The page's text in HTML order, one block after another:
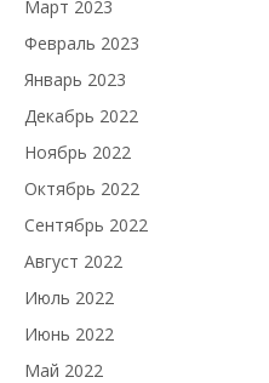
Март 2023
Февраль 2023
Январь 2023
Декабрь 2022
Ноябрь 2022
Октябрь 2022
Сентябрь 2022
Август 2022
Июль 2022
Июнь 2022
Май 2022